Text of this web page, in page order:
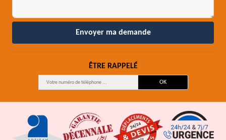
ÊTRE RAPPELÉ